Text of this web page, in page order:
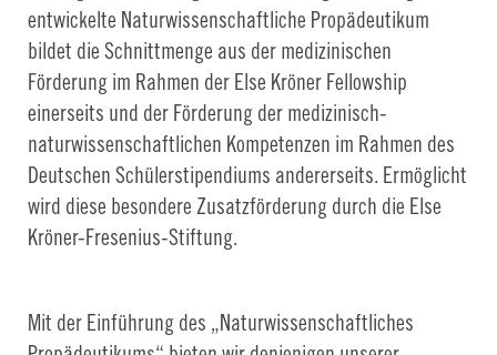
entwickelte Naturwissenschaftliche Propädeutikum
bildet die Schnittmenge aus der medizinischen
Förderung im Rahmen der Else Kröner Fellowship
einerseits und der Förderung der medizinisch-
naturwissenschaftlichen Kompetenzen im Rahmen des
Deutschen Schülerstipendiums andererseits. Ermöglicht
wird diese besondere Zusatzförderung durch die Else
Kröner-Fresenius-Stiftung.
Mit der Einführung des „Naturwissenschaftliches